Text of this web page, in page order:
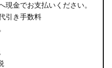
金でお支払いください。
引き手数料